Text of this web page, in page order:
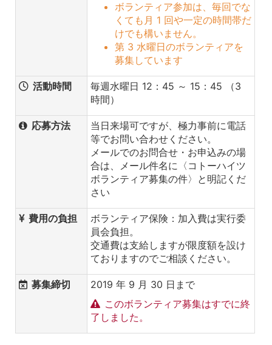
ボランティア参加は、毎回でな
くても月 1 回や一定の時間帯だ
けでも構いません。
第 3 水曜日のボランティアを
募集しています
活動時間
毎週水曜日 12：45 ～ 15：45 （3
時間）
応募方法
当日来場可ですが、極力事前に電話
等でお問い合わせください。
メールでのお問合せ・お申込みの場
合は、メール件名に〈コトーハイツ
ボランティア募集の件〉と明記くだ
さい
費用の負担
ボランティア保険：加入費は実行委
員会負担。
交通費は支給しますが限度額を設け
ておりますのでご相談ください。
募集締切
2019 年 9 月 30 日まで
このボランティア募集はすでに終
了しました。